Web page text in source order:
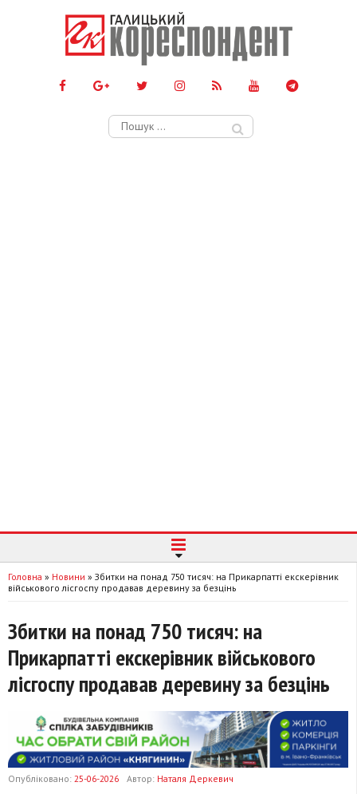
Пошук:
Головна » Новини » Збитки на понад 750 тисяч: на Прикарпатті екскерівник
військового лісгоспу продавав деревину за безцінь
Збитки на понад 750 тисяч: на
Прикарпатті екскерівник військового
лісгоспу продавав деревину за безцінь
Опубліковано: 25-06-2026 Автор: Наталя Деркевич